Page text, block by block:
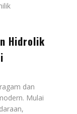
Hidrolik
dan
Mulai